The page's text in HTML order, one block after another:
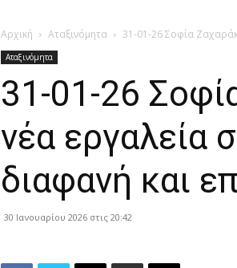
Αρχική Αταξινόμητα 31-01-26 Σοφία
Αταξινόμητα
31-01-26
νέα εργαλεία
διαφανή και
30 Ιανουαρίου 2026 στις 20:42